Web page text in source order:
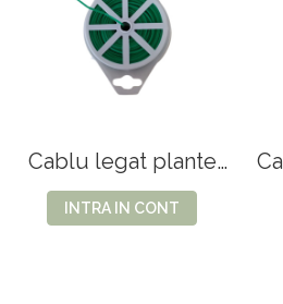
Cablu legat plante
100 m 25D 41-12
INTRA IN CONT